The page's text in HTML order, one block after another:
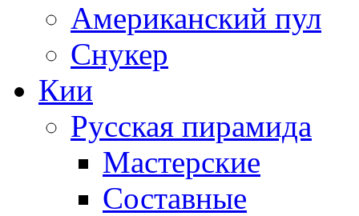
Американский пул
Снукер
Кии
Русская пирамида
Мастерские
Составные